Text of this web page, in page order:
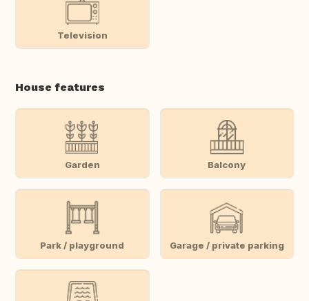
Television
House features
Garden Balcony
Park / playground Garage / private parking